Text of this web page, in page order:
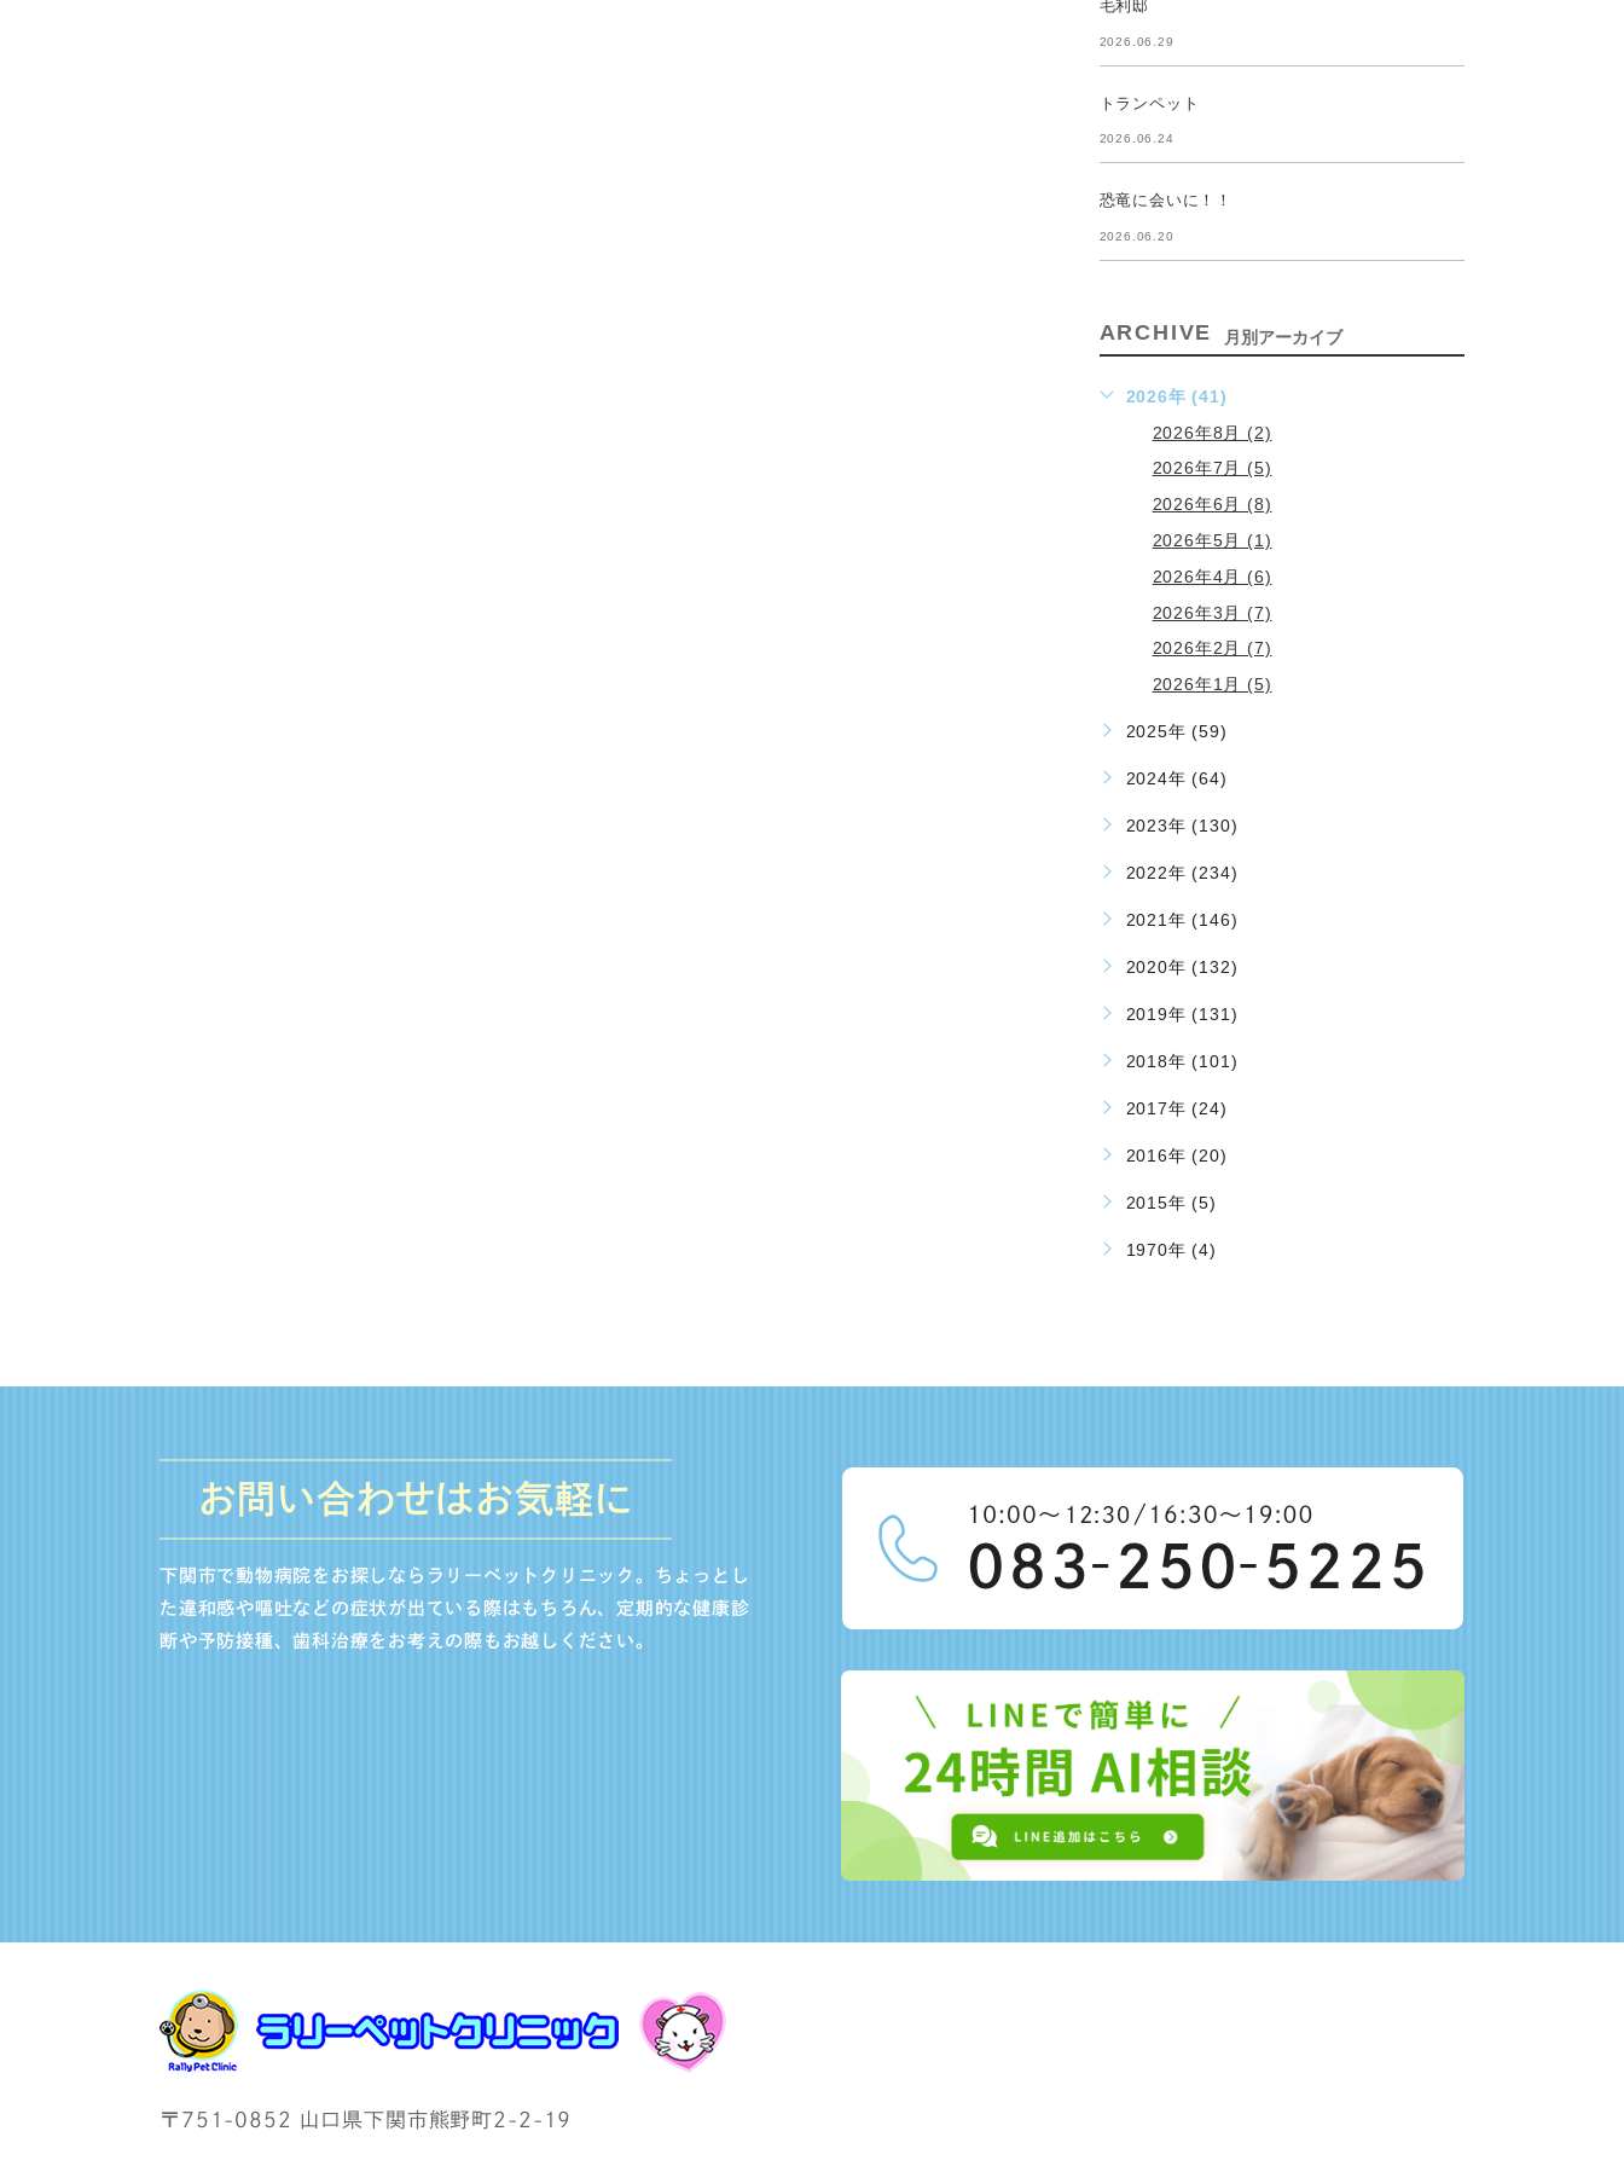
毛利邸
2026.06.29
トランペット
2026.06.24
恐竜に会いに！！
2026.06.20
ARCHIVE 月別アーカイブ
2026年 (41)
2026年8月 (2)
2026年7月 (5)
2026年6月 (8)
2026年5月 (1)
2026年4月 (6)
2026年3月 (7)
2026年2月 (7)
2026年1月 (5)
2025年 (59)
2024年 (64)
2023年 (130)
2022年 (234)
2021年 (146)
2020年 (132)
2019年 (131)
2018年 (101)
2017年 (24)
2016年 (20)
2015年 (5)
1970年 (4)
お問い合わせはお気軽に
下関市で動物病院をお探しならラリーペットクリニック。ちょっとし
た違和感や嘔吐などの症状が出ている際はもちろん、定期的な健康診
断や予防接種、歯科治療をお考えの際もお越しください。
〒751-0852 山口県下関市熊野町2-2-19